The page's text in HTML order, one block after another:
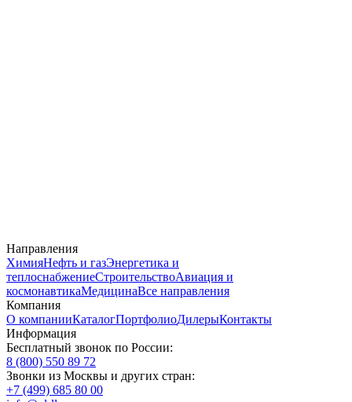
Направления
ХимияНефть и газЭнергетика и
теплоснабжениеСтроительствоАвиация и
космонавтикаМедицинаВсе направления
Компания
О компанииКаталогПортфолиоДилерыКонтакты
Информация
Бесплатный звонок по России:
8 (800) 550 89 72
Звонки из Москвы и других стран:
+7 (499) 685 80 00